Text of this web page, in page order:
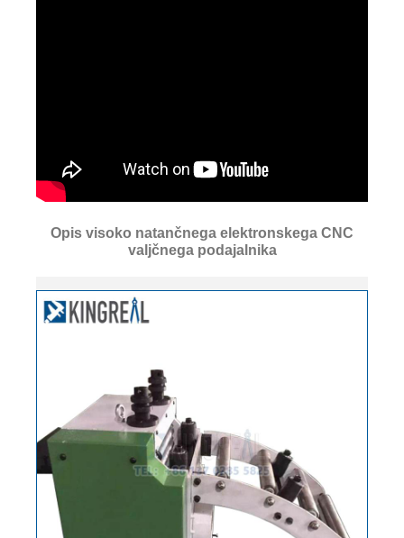
Opis visoko natančnega elektronskega CNC
valjčnega podajalnika